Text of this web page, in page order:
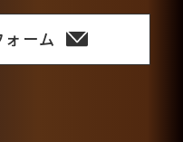
ーム